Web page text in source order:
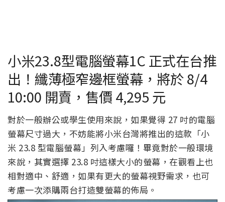
小米23.8型電腦螢幕1C 正式在台推
出！纖薄極窄邊框螢幕，將於 8/4
10:00 開賣，售價 4,295 元
對於一般辦公或學生使用來說，如果覺得 27 吋的電腦
螢幕尺寸過大，不妨能將小米台灣將推出的這款「小
米 23.8 型電腦螢幕」列入考慮囉！畢竟對於一般環境
來說，其實選擇 23.8 吋這樣大小的螢幕，在觀看上也
相對適中、舒適，如果有更大的螢幕視野需求，也可
考慮一次添購兩台打造雙螢幕的佈局。